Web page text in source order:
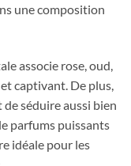
une composition
associe rose, oud,
captivant. De plus,
séduire aussi bien
parfums puissants
idéale pour les